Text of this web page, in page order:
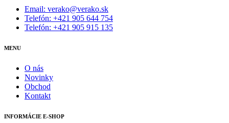
Email: verako@verako.sk
Telefón: +421 905 644 754
Telefón: +421 905 915 135
MENU
O nás
Novinky
Obchod
Kontakt
INFORMÁCIE E-SHOP